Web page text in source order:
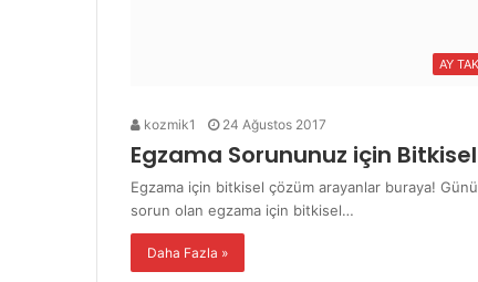
AY
kozmik1 24 Ağustos 2017
Egzama Sorununuz için
Egzama için bitkisel çözüm arayanlar buraya!
sorun olan egzama için bitkisel…
Daha Fazla »